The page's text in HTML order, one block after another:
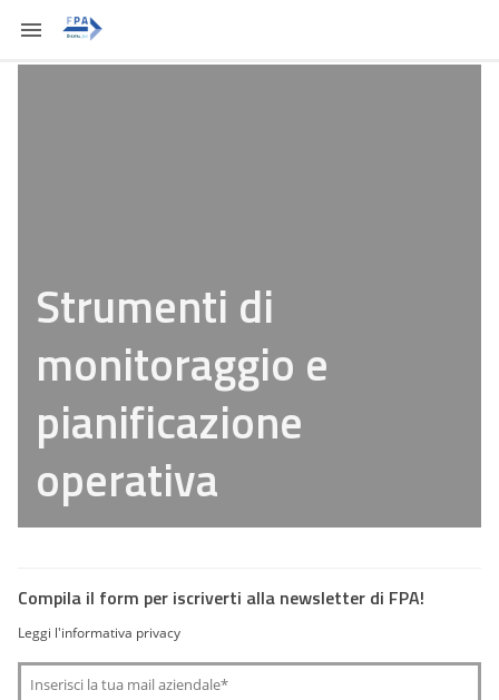
Strumenti di
monitoraggio e
pianificazione
operativa
Compila il form per iscriverti alla newsletter di FPA!
Leggi l'informativa privacy